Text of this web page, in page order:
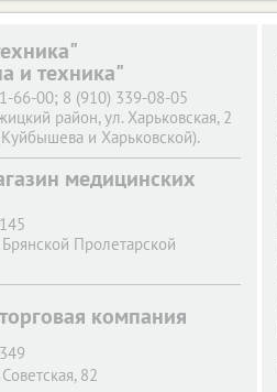
и техника"
66-00; 8 (910) 339-08-05
район, ул. Харьковская, 2
и Харьковской).
59-23
Станке Димитрова, 86-а
Областной больницы №1,
центра)
45-00
Станке Димитрова, 55 А
медицинских
Брянской Пролетарской
компания
82